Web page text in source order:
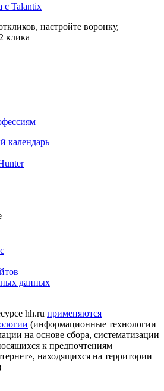
с Talantix
настройте воронку,
клика
календарь
данных
hh.ru применяются
(информационные технологии
на основе сбора, систематизации
к предпочтениям
находящихся на территории